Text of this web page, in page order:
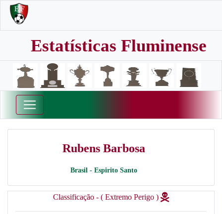
Estatísticas Fluminense
Rubens Barbosa
Brasil - Espirito Santo
Classificação - ( Extremo Perigo )